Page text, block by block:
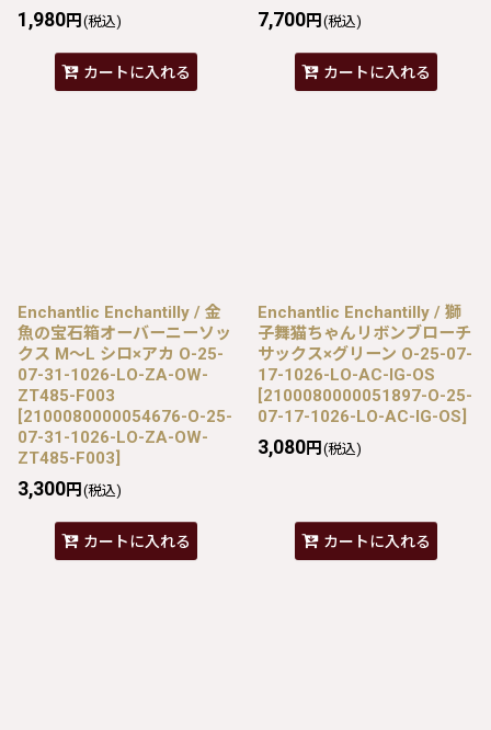
1,980円 (税込)
カートに入れる
7,700円 (税込)
カートに入れる
Enchantlic Enchantilly / 金
魚の宝石箱オーバーニーソッ
クス M〜L シロ×アカ O-25-
07-31-1026-LO-ZA-OW-
ZT485-F003
[2100080000054676-O-25-
07-31-1026-LO-ZA-OW-
ZT485-F003]
3,300円 (税込)
カートに入れる
Enchantlic Enchantilly / 獅
子舞猫ちゃんリボンブローチ
サックス×グリーン O-25-07-
17-1026-LO-AC-IG-OS
[2100080000051897-O-25-
07-17-1026-LO-AC-IG-OS]
3,080円 (税込)
カートに入れる